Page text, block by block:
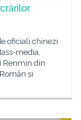
oficiali chinezi
media,
Renmin din
și